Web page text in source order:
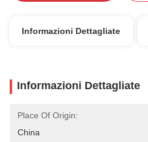
Informazioni Dettagliate
Informazioni Dettagliate
Place Of Origin:
China